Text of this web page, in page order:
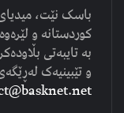
باسک نێت،
کوردستانە و
بە تایبەتی
و تێبینیەک